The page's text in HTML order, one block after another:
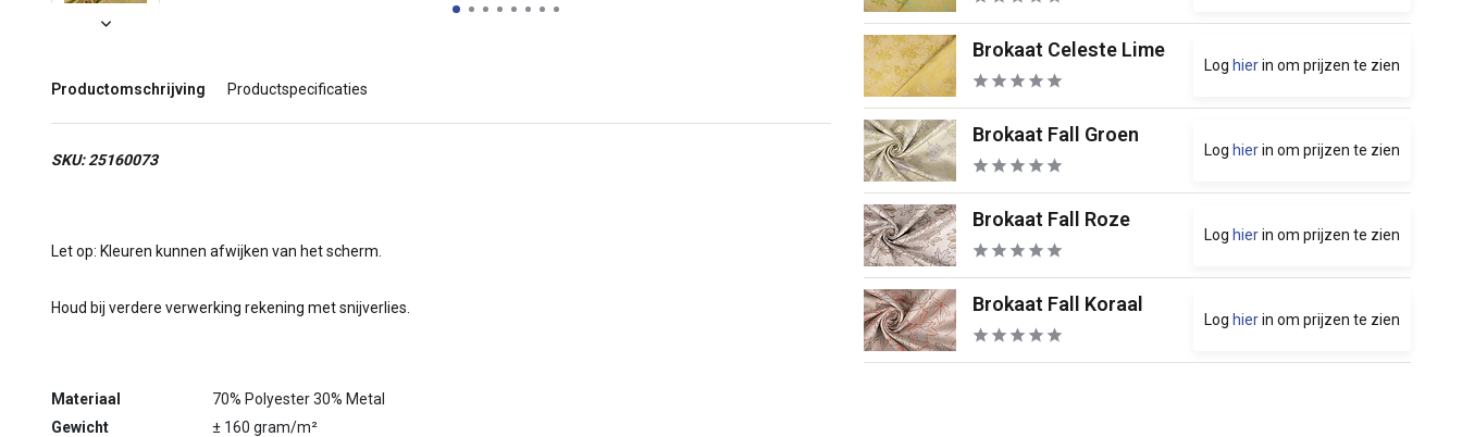
Productomschrijving Productspecificaties
SKU: 25160073
Let op: Kleuren kunnen afwijken van het scherm.
Houd bij verdere verwerking rekening met snijverlies.
Materiaal
70% Polyester 30% Metal
Gewicht
± 160 gram/m²
Brokaat Celeste Lime
Log hierin om prijzen te zien
Brokaat Fall Groen
Log hierin om prijzen te zien
Brokaat Fall Roze
Log hierin om prijzen te zien
Brokaat Fall Koraal
Log hierin om prijzen te zien